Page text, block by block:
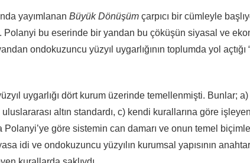
yayımlanan Büyük Dönüşümçarpıcı bir cümleyle
Polanyi bu eserinde bir yandan bu çöküşün siyasal ve
ondokuzuncu yüzyıl uygarlığının toplumda yol
uygarlığı dört kurum üzerinde temellenmişti. Bunlar;
altın standardı, c) kendi kurallarına göre
Polanyi’ye göre sistemin can damarı ve onun temel
idi ve ondokuzuncu yüzyılın kurumsal yapısının